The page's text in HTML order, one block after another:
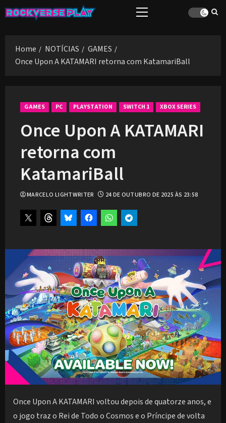
Skip
to
Primary
Home
NOTÍCIAS
GAMES
Once Upon A KATAMARI retorna com KatamariBall
GAMES PC PLAYSTATION SWITCH 1 XBOX SERIES
Once Upon A KATAMARI
retorna com
KatamariBall
MARCELO LIGHTWRITER 24 DE OUTUBRO DE 2025 ÀS 23:58
Once Upon A KATAMARI voltou depois de quatorze anos, e
o jogo traz o Rei de Todo o Cosmos e o Príncipe de volta